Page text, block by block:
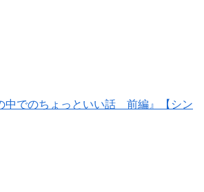
中でのちょっといい話 前編』【シン